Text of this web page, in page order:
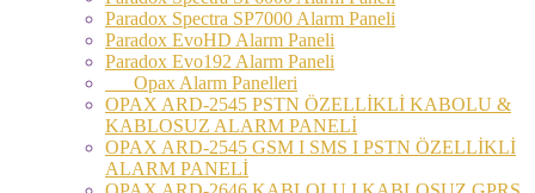
Paradox Spectra SP7000 Alarm Paneli
Paradox EvoHD Alarm Paneli
Paradox Evo192 Alarm Paneli
Opax Alarm Panelleri
OPAX ARD-2545 PSTN ÖZELLİKLİ KABOLU &
KABLOSUZ ALARM PANELİ
OPAX ARD-2545 GSM I SMS I PSTN ÖZELLİKLİ
ALARM PANELİ